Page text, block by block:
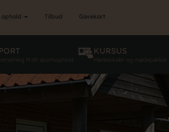
Tilbud Gavekort
til dit sportsophold
KURSUS
Mødelokaler og mødepakker